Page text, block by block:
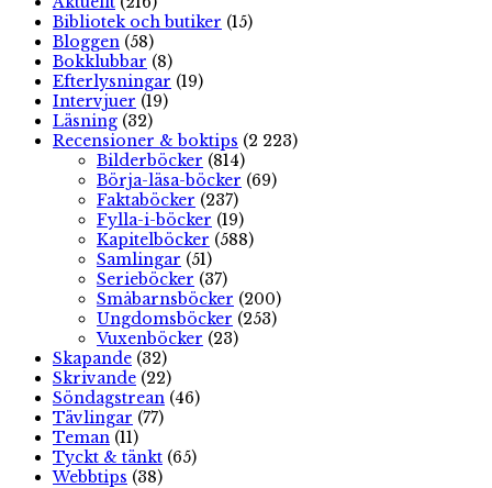
Bibliotek och butiker (15)
Bloggen (58)
Bokklubbar (8)
Efterlysningar (19)
Intervjuer (19)
Läsning (32)
Recensioner & boktips (2 223)
Bilderböcker (814)
Börja-läsa-böcker (69)
Faktaböcker (237)
Fylla-i-böcker (19)
Kapitelböcker (588)
Samlingar (51)
Serieböcker (37)
Småbarnsböcker (200)
Ungdomsböcker (253)
Vuxenböcker (23)
Skapande (32)
Skrivande (22)
Söndagstrean (46)
Tävlingar (77)
Teman (11)
Tyckt & tänkt (65)
Webbtips (38)